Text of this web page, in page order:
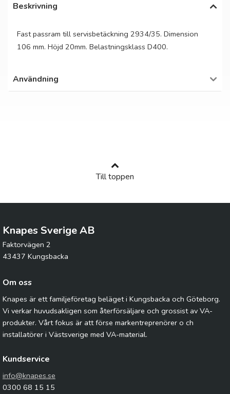
Beskrivning
Fast passram till servisbetäckning 2934/35. Dimension
106 mm. Höjd 20mm. Belastningsklass D400.
Användning
Till toppen
Knapes Sverige AB
Faktorvägen 2
43437 Kungsbacka
Om oss
Knapes är ett familjeföretag beläget i Kungsbacka och Göteborg.
Vi verkar huvudsakligen som återförsäljare och grossist av VA-
produkter. Vårt fokus är att förse markentreprenörer o ch
installatörer i Västsverige med VA-material.
Kundservice
info@knapes.se
0300 68 15 15